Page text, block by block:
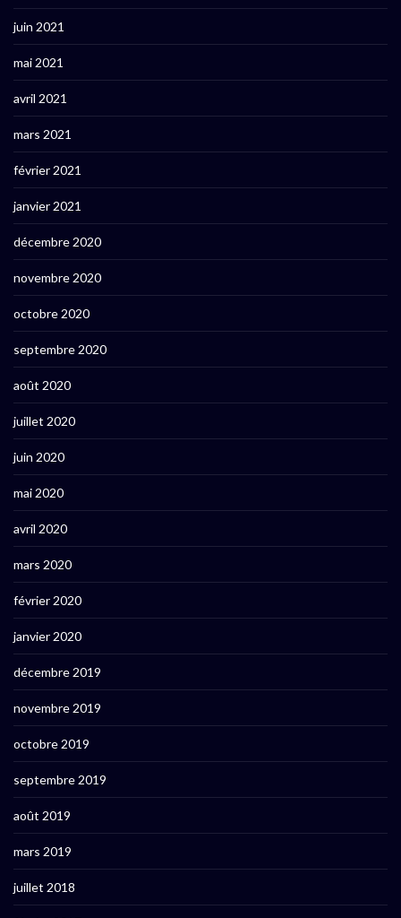
juin 2021
mai 2021
avril 2021
mars 2021
février 2021
janvier 2021
décembre 2020
novembre 2020
octobre 2020
septembre 2020
août 2020
juillet 2020
juin 2020
mai 2020
avril 2020
mars 2020
février 2020
janvier 2020
décembre 2019
novembre 2019
octobre 2019
septembre 2019
août 2019
mars 2019
juillet 2018